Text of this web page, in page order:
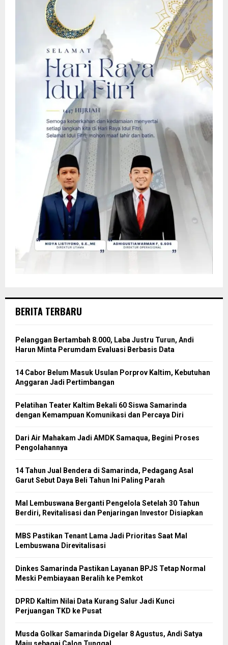
BERITA TERBARU
Pelanggan Bertambah 8.000, Laba Justru Turun, Andi
Harun Minta Perumdam Evaluasi Berbasis Data
14 Cabor Belum Masuk Usulan Porprov Kaltim, Kebutuhan
Anggaran Jadi Pertimbangan
Pelatihan Teater Kaltim Bekali 60 Siswa Samarinda
dengan Kemampuan Komunikasi dan Percaya Diri
Dari Air Mahakam Jadi AMDK Samaqua, Begini Proses
Pengolahannya
14 Tahun Jual Bendera di Samarinda, Pedagang Asal
Garut Sebut Daya Beli Tahun Ini Paling Parah
Mal Lembuswana Berganti Pengelola Setelah 30 Tahun
Berdiri, Revitalisasi dan Penjaringan Investor Disiapkan
MBS Pastikan Tenant Lama Jadi Prioritas Saat Mal
Lembuswana Direvitalisasi
Dinkes Samarinda Pastikan Layanan BPJS Tetap Normal
Meski Pembiayaan Beralih ke Pemkot
DPRD Kaltim Nilai Data Kurang Salur Jadi Kunci
Perjuangan TKD ke Pusat
Musda Golkar Samarinda Digelar 8 Agustus, Andi Satya